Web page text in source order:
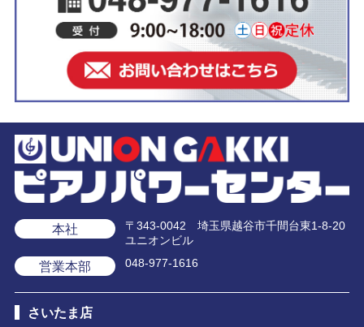
本社
〒343-0042 埼玉県越谷市千間台東1-8-20
ユニオンビル
営業本部 048-977-1616
さいたま店